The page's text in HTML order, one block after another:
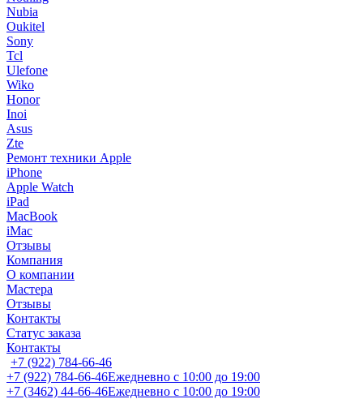
Nubia
Oukitel
Sony
Tcl
Ulefone
Wiko
Honor
Inoi
Asus
Zte
Ремонт техники Apple
iPhone
Apple Watch
iPad
MacBook
iMac
Отзывы
Компания
О компании
Мастера
Отзывы
Контакты
Статус заказа
Контакты
+7 (922) 784-66-46
+7 (922) 784-66-46Ежедневно с 10:00 до 19:00
+7 (3462) 44-66-46Ежедневно с 10:00 до 19:00